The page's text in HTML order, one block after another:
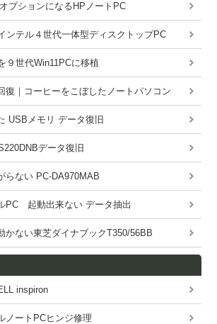
プションになるHPノートPC
ンテル４世代一体型ディスクトップPC
９世代Win11PCに移植
｜コーヒーをこぼしたノートパソコン
USBメモリ データ復旧
データ復旧
らない PC-DA970MAB
PC 起動出来ない データ抽出
かない東芝ダイナブックT350/56BB
inspiron
ノートPCヒンジ修理